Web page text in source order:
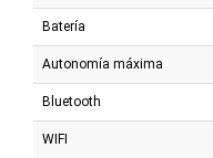
Batería
Autonomía máxima
Bluetooth
WIFI